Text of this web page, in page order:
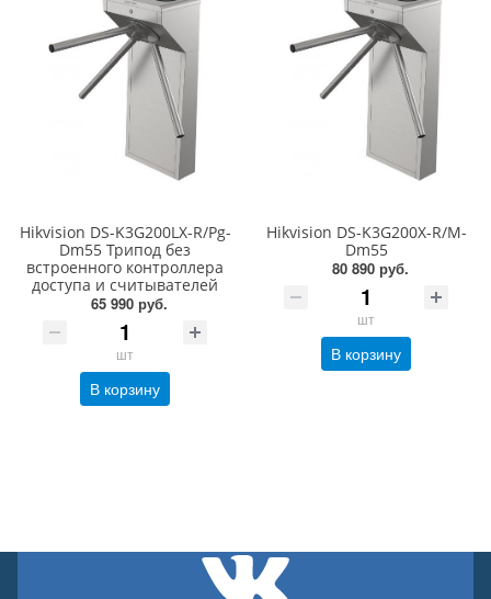
Hikvision DS-K3G200LX-R/Pg-
Dm55 Трипод без
встроенного контроллера
доступа и считывателей
65 990 руб.
шт
В корзину
Hikvision DS-K3G200X-R/M-
Dm55
80 890 руб.
шт
В корзину